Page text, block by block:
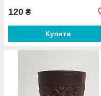
120 ₴
Купити